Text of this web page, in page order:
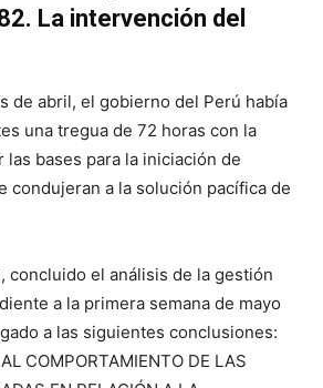
La intervención del
de abril, el gobierno del Perú había
una tregua de 72 horas con la
las bases para la iniciación de
condujeran a la solución pacífica de
concluido el análisis de la gestión
a la primera semana de mayo
a las siguientes conclusiones:
COMPORTAMIENTO DE LAS